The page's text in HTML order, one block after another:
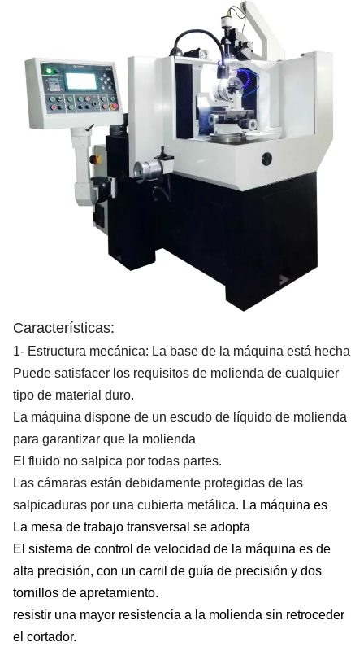
Características:
1- Estructura mecánica: La base de la máquina está hecha
Puede satisfacer los requisitos de molienda de cualquier
tipo de material duro.
La máquina dispone de un escudo de líquido de molienda
para garantizar que la molienda
El fluido no salpica por todas partes.
Las cámaras están debidamente protegidas de las
salpicaduras por una cubierta metálica. La máquina es
La mesa de trabajo transversal se adopta
El sistema de control de velocidad de la máquina es de
alta precisión, con un carril de guía de precisión y dos
tornillos de apretamiento.
resistir una mayor resistencia a la molienda sin retroceder
el cortador.